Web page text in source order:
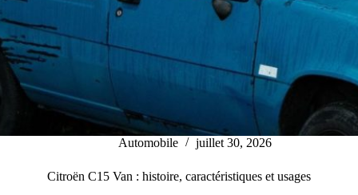
Automobile juillet 30, 2026
Citroën C15 Van : histoire, caractéristiques et usages